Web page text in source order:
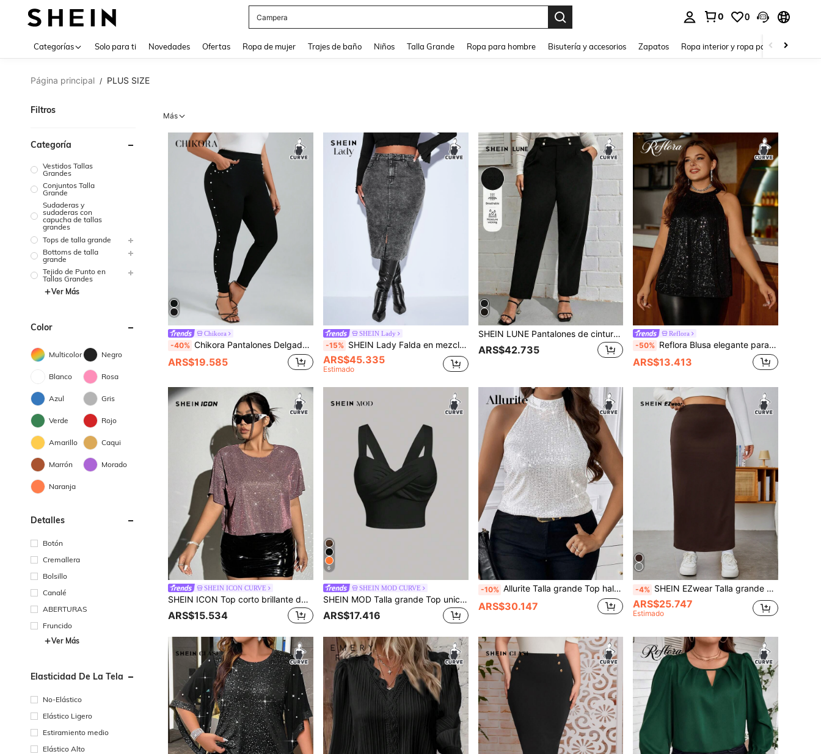
Sweater
0 0
Categorías Solo para ti Novedades Ofertas Ropa de mujer Trajes de baño Niños Talla Grande Ropa para hombre Bisutería y accesorios Zapatos Ropa interior y ropa para dormir
Página principal / PLUS SIZE
Filtros
Categoría
Vestidos Tallas
Grandes
Conjuntos Talla
Grande
Sudaderas y
sudaderas con
capucha de tallas
grandes
Tops de talla grande
Bottoms de talla
grande
Tejido de Punto en
Tallas Grandes
Ver Más
Color
Multicolor Negro
Blanco Rosa
Azul Gris
Verde Rojo
Amarillo Caqui
Marrón Morado
Naranja
Detalles
Botón
Cremallera
Bolsillo
Canalé
ABERTURAS
Fruncido
Ver Más
Elasticidad De La Tela
No-Elástico
Elástico Ligero
Estiramiento medio
Elástico Alto
Más
Chikora
-40% Chikora Pantalones Delgados Ajustados Con Perlas Para Tallas Grandes
ARS$19.585
SHEIN Lady
-15% SHEIN Lady Falda en mezclilla bajo con abertura
ARS$45.335
Estimado
SHEIN LUNE Pantalones de cintura asimétrica con fruncido
ARS$42.735
Reflora
-50% Reflora Blusa elegante para mujeres de talla grande con lentejuelas de contraste, escote con agujero en la parte posterior
ARS$13.413
SHEIN ICON CURVE
SHEIN ICON Top corto brillante de salida talla grande, verano
ARS$15.534
6
SHEIN MOD CURVE
SHEIN MOD Talla grande Top unicolor ancho tirantes
ARS$17.416
-10% Allurite Talla grande Top halter con lentejuelas
ARS$30.147
-4% SHEIN EZwear Talla grande Falda recta de talle alto
ARS$25.747
Estimado